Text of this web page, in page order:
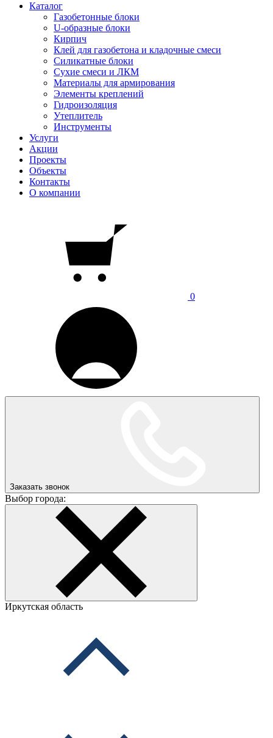
Каталог
Газобетонные блоки
U-образные блоки
Кирпич
Клей для газобетона и кладочные смеси
Силикатные блоки
Сухие смеси и ЛКМ
Материалы для армирования
Элементы креплений
Гидроизоляция
Утеплитель
Инструменты
Услуги
Акции
Проекты
Объекты
Контакты
О компании
0
Заказать звонок
Выбор города:
Иркутская область